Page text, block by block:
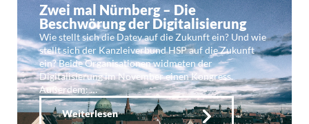
Zwei mal Nürnberg – Die
Beschwörung der Digitalisierung
Wie stellt sich die Datev auf die Zukunft ein? Und wie
stellt sich der Kanzleiverbund HSP auf die Zukunft
ein? Beide Organisationen widmeten der
Digitalisierung im November einen Kongress.
Außerdem: …
Weiterlesen